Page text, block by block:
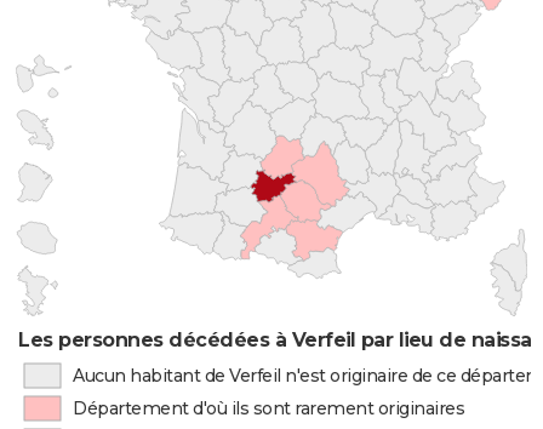
Les personnes décédées à Verfeil par lieu de
Aucun habitant de Verfeil n'est originaire de ce
Département d'où ils sont rarement originaires